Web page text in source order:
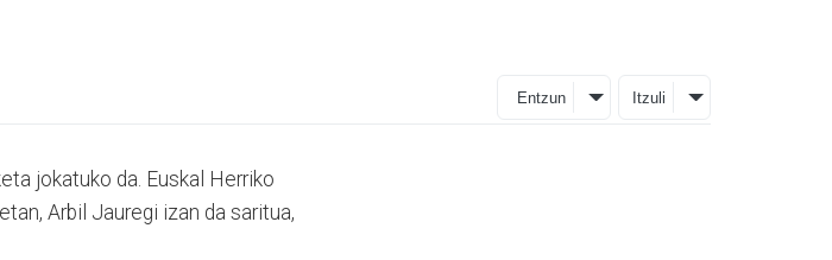
Entzun Itzuli
jokatuko da. Euskal Herriko
Arbil Jauregi izan da saritua,